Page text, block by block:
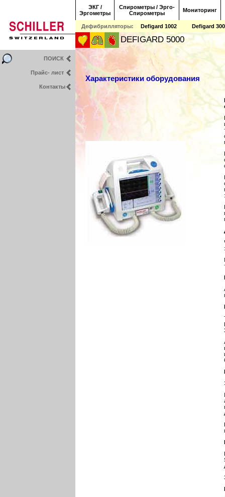
ПОИСК
Прайс- лист
Контакты
ЭКГ /
Эргометры
Спирометры / Эрго-
Спирометры
Мониторинг
Дефибрилляторы: Defigard 1002 Defigard
DEFIGARD 5000
Характеристики оборудования